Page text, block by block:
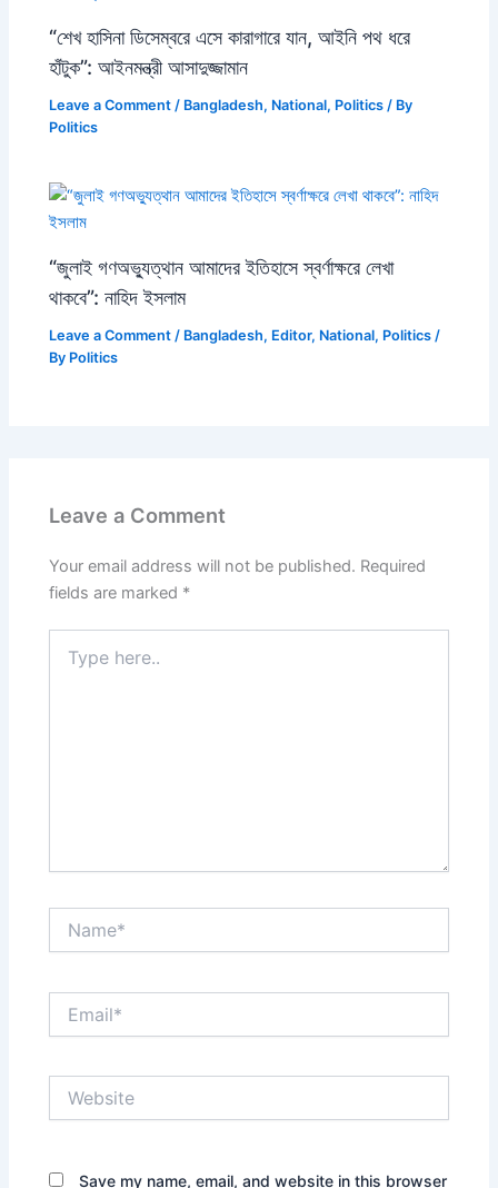
“শেখ হাসিনা ডিসেম্বরে এসে কারাগারে যান, আইনি পথ ধরে
হাঁটুক”: আইনমন্ত্রী আসাদুজ্জামান
Leave a Comment / Bangladesh, National, Politics / By
Politics
“জুলাই গণঅভ্যুত্থান আমাদের ইতিহাসে স্বর্ণাক্ষরে লেখা
থাকবে”: নাহিদ ইসলাম
Leave a Comment / Bangladesh, Editor, National, Politics /
By Politics
Leave a Comment
Your email address will not be published. Required
fields are marked *
here..
Save my name, email, and website in this browser